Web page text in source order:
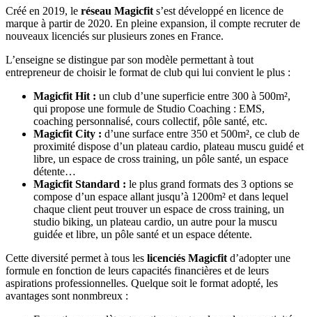
Créé en 2019, le réseau Magicfit s’est développé en licence de
marque à partir de 2020. En pleine expansion, il compte recruter de
nouveaux licenciés sur plusieurs zones en France.
L’enseigne se distingue par son modèle permettant à tout
entrepreneur de choisir le format de club qui lui convient le plus :
Magicfit Hit : un club d’une superficie entre 300 à 500m²,
qui propose une formule de Studio Coaching : EMS,
coaching personnalisé, cours collectif, pôle santé, etc.
Magicfit City : d’une surface entre 350 et 500m², ce club de
proximité dispose d’un plateau cardio, plateau muscu guidé et
libre, un espace de cross training, un pôle santé, un espace
détente…
Magicfit Standard : le plus grand formats des 3 options se
compose d’un espace allant jusqu’à 1200m² et dans lequel
chaque client peut trouver un espace de cross training, un
studio biking, un plateau cardio, un autre pour la muscu
guidée et libre, un pôle santé et un espace détente.
Cette diversité permet à tous les licenciés Magicfit d’adopter une
formule en fonction de leurs capacités financières et de leurs
aspirations professionnelles. Quelque soit le format adopté, les
avantages sont nonmbreux :